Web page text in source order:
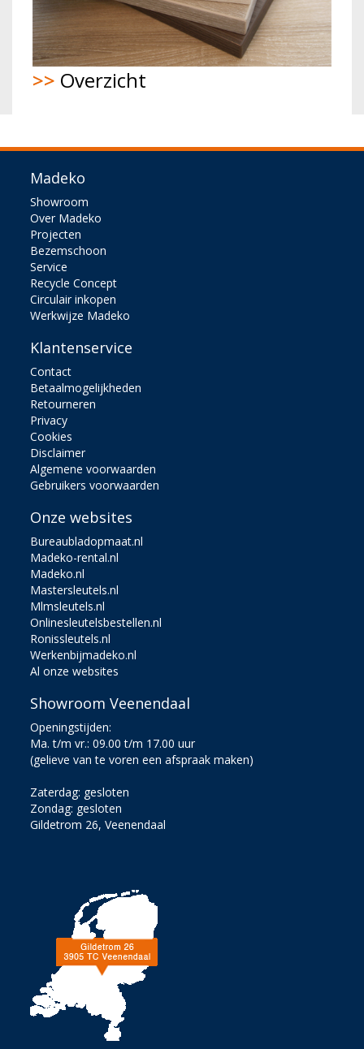
>> Overzicht
Madeko
Showroom
Over Madeko
Projecten
Bezemschoon
Service
Recycle Concept
Circulair inkopen
Werkwijze Madeko
Klantenservice
Contact
Betaalmogelijkheden
Retourneren
Privacy
Cookies
Disclaimer
Algemene voorwaarden
Gebruikers voorwaarden
Onze websites
Bureaubladopmaat.nl
Madeko-rental.nl
Madeko.nl
Mastersleutels.nl
Mlmsleutels.nl
Onlinesleutelsbestellen.nl
Ronissleutels.nl
Werkenbijmadeko.nl
Al onze websites
Showroom Veenendaal
Openingstijden:
Ma. t/m vr.: 09.00 t/m 17.00 uur
(gelieve van te voren een afspraak maken)
Zaterdag: gesloten
Zondag: gesloten
Gildetrom 26, Veenendaal